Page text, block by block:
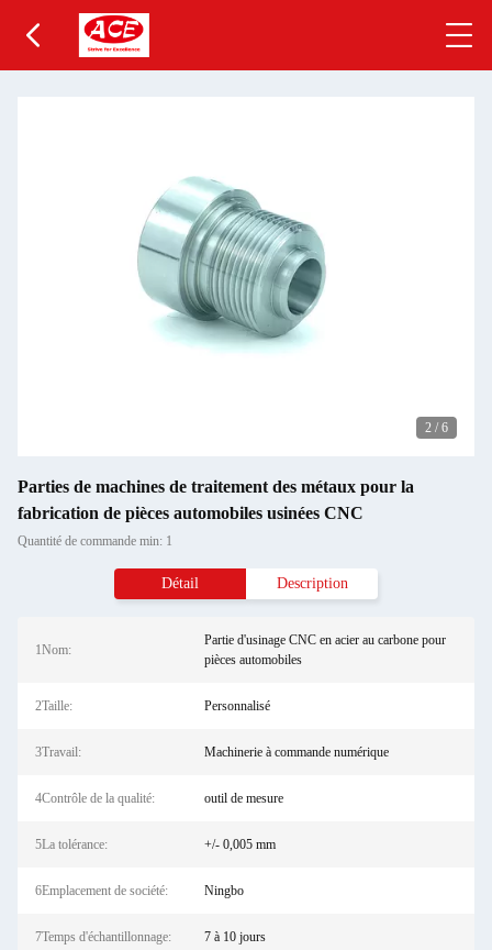
2 / 6
Parties de machines de traitement des métaux pour la
fabrication de pièces automobiles usinées CNC
Quantité de commande min: 1
Détail Description
1Nom:
Partie d'usinage CNC en acier au carbone pour
pièces automobiles
2Taille: Personnalisé
3Travail: Machinerie à commande numérique
4Contrôle de la qualité: outil de mesure
5La tolérance: +/- 0,005 mm
6Emplacement de société: Ningbo
7Temps d'échantillonnage: 7 à 10 jours